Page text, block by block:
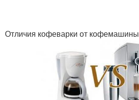
Отличия кофеварки от кофемашины